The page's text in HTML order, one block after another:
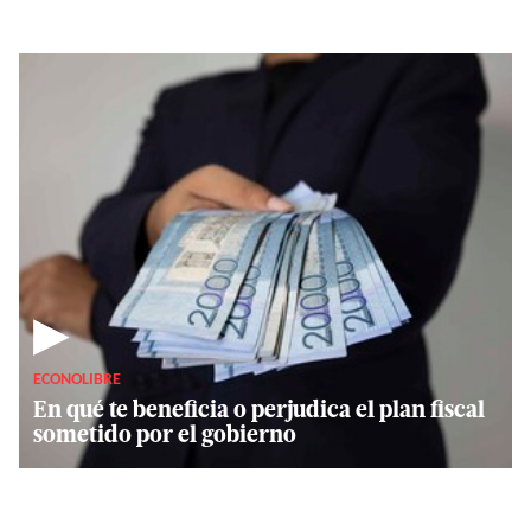
▶
ECONOLIBRE
En qué te beneficia o perjudica el plan fiscal
sometido por el gobierno